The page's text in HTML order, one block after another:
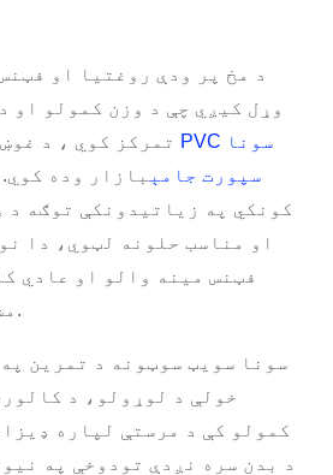
د مخ پر ودې روغتیا او
وړل کیږي چې د وزن کمولو او
تمرکز کوي ، د
سپورت جامې بازار وده
کونکي په زیاتیدونکې توګه د
او مناسب حلونه لټوي، دا
فټنس مینه والو او عادي
مشهور انتخاب کیږي.
خولې د لوړولو، د
کمولو کې د مرستې لپاره
د بدن سره نږدې تودوخې په